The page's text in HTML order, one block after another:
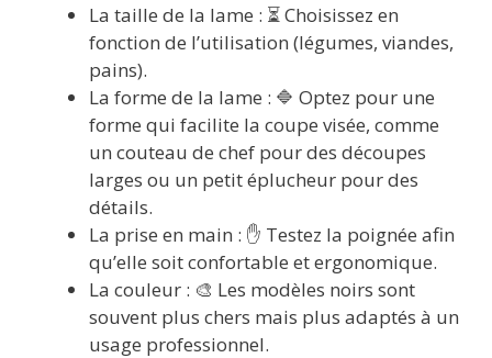
La taille de la lame : ⏳ Choisissez en
fonction de l’utilisation (légumes, viandes,
pains).
La forme de la lame : 🔷 Optez pour une
forme qui facilite la coupe visée, comme
un couteau de chef pour des découpes
larges ou un petit éplucheur pour des
détails.
La prise en main : ✋ Testez la poignée afin
qu’elle soit confortable et ergonomique.
La couleur : 🎨 Les modèles noirs sont
souvent plus chers mais plus adaptés à un
usage professionnel.